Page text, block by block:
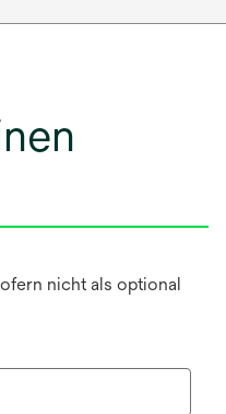
nicht als optional